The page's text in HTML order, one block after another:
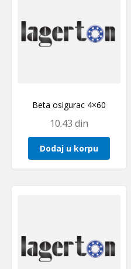
Beta osigurac 4×60
10.43 din
Dodaj u korpu